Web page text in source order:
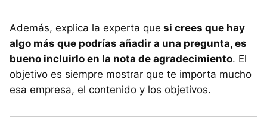
Además, explica la experta que si crees que hay
algo más que podrías añadir a una pregunta, es
bueno incluirlo en la nota de agradecimiento. El
objetivo es siempre mostrar que te importa mucho
esa empresa, el contenido y los objetivos.